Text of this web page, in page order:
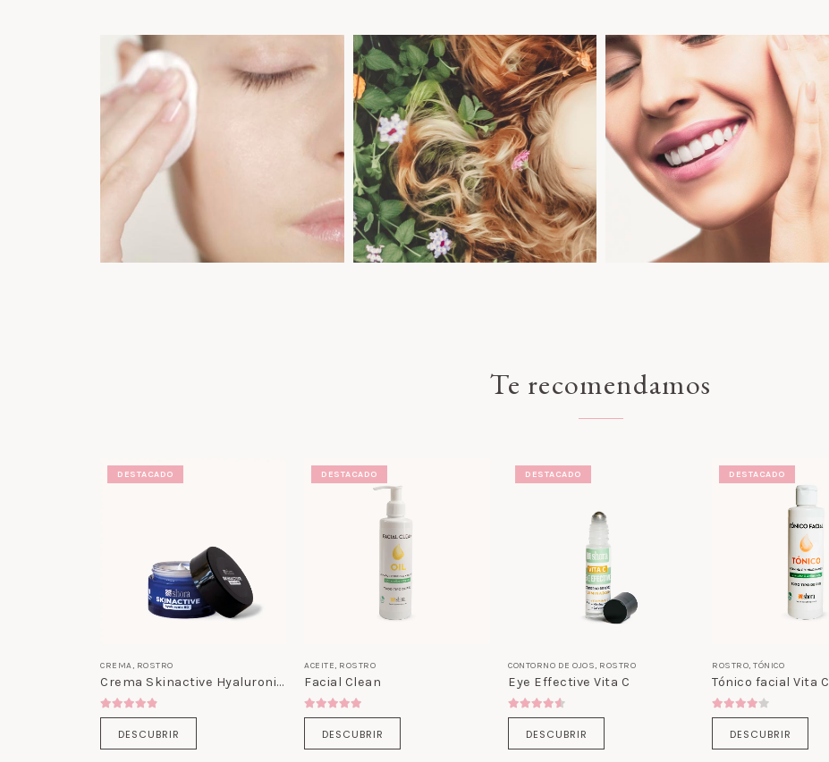
Una piel sana
Cuidado facial
Cabello radiante
Cuidado capilar
Descubrir
Colores que
inspiran
La paleta de tu vida
Descubrir
Te recomendamos
DESTACADO
CREMA, ROSTRO
Crema Skinactive Hyaluronic 8D
4.80out of 5
DESCUBRIR
DESTACADO
ACEITE, ROSTRO
Facial Clean
5.00out of 5
DESCUBRIR
DESTACADO
CONTORNO DE OJOS, ROSTRO
Eye Effective Vita C
4.50out of 5
DESCUBRIR
DESTACADO
ROSTRO, TÓNICO
Tónico facial Vita C
4.00out of 5
DESCUBRIR